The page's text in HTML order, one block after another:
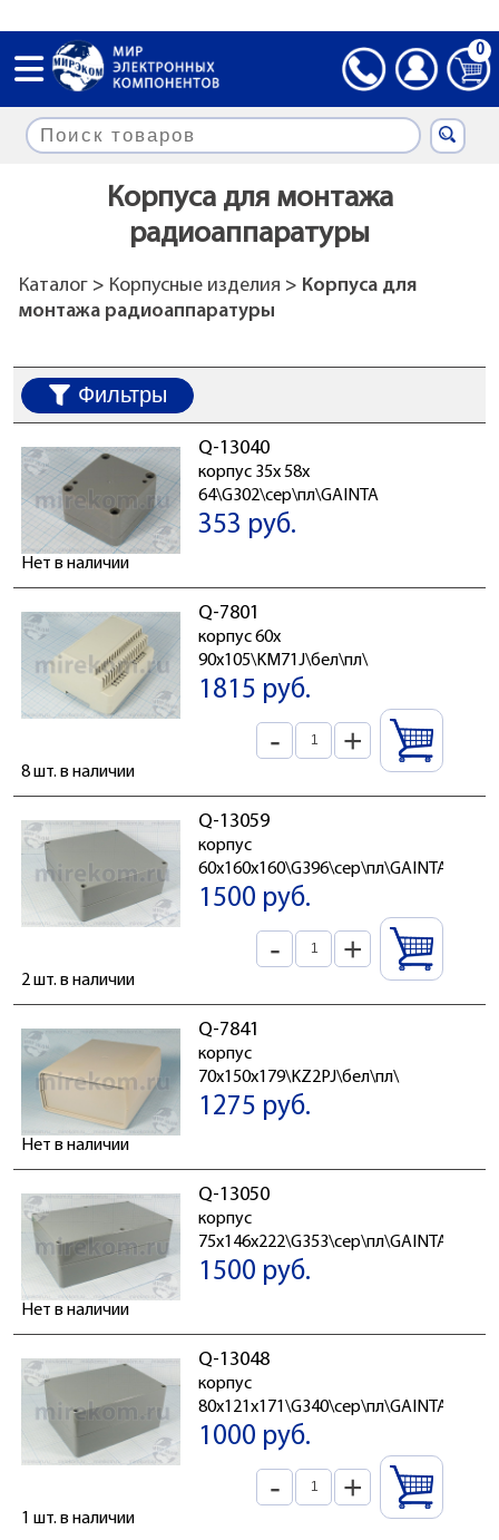
0
Корпуса для монтажа
радиоаппаратуры
Каталог> Корпусные изделия > Корпуса для
монтажа радиоаппаратуры
Фильтры
Q-13040
корпус 35x 58x
64\G302\сер\пл\GAINTA
353 руб.
Нет в наличии
Q-7801
корпус 60x
90x105\KM71J\бел\пл\
1815 руб.
- +
8 шт. в наличии
Q-13059
корпус
60x160x160\G396\сер\пл\GAINTA
1500 руб.
- +
2 шт. в наличии
Q-7841
корпус
70x150x179\KZ2PJ\бел\пл\
1275 руб.
Нет в наличии
Q-13050
корпус
75x146x222\G353\сер\пл\GAINTA
1500 руб.
Нет в наличии
Q-13048
корпус
80x121x171\G340\сер\пл\GAINTA
1000 руб.
- +
1 шт. в наличии